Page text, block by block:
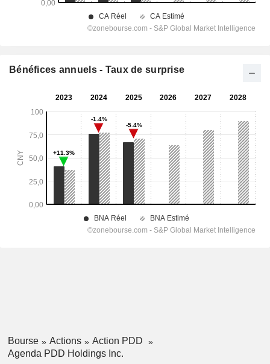
Bénéfices annuels - Taux de surprise
Bourse Actions
Action PDD
Agenda PDD Holdings Inc.